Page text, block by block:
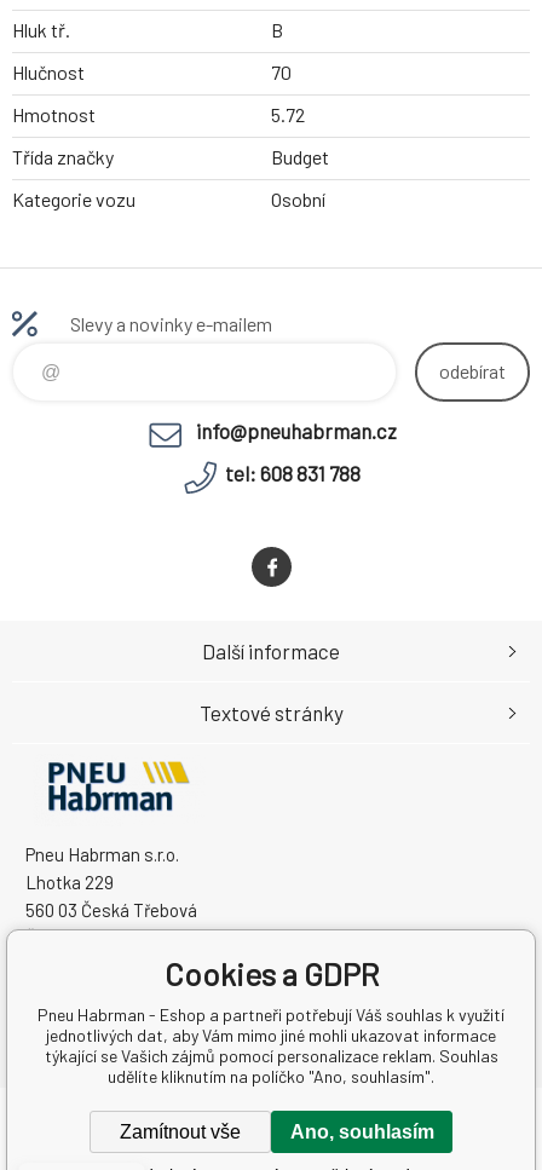
Hluk tř.
B
Hlučnost
70
Hmotnost
5.72
Třída značky
Budget
Kategorie vozu
Osobní
Slevy a novinky e-mailem
odebírat
info@pneuhabrman.cz
tel: 608 831 788
Pneu Habrman s.r.o.
Lhotka 229
560 03 Česká Třebová
Česká Republika
Další informace
Textové stránky
Copyright © 2026 Pneu Habrman s.r.o.
Všechna práva vyhrazena.
Cookies a GDPR
Pneu Habrman - Eshop a partneři potřebují Váš souhlas k využití
jednotlivých dat, aby Vám mimo jiné mohli ukazovat informace
týkající se Vašich zájmů pomocí personalizace reklam. Souhlas
udělíte kliknutím na políčko "Ano, souhlasím".
Zamítnout vše Ano, souhlasím